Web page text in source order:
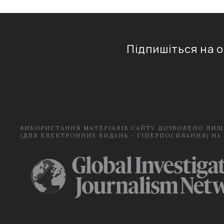
Підпишіться на
ВИКОРИСТАННЯ МАТЕРІАЛІВ САЙТУ ДОЗВОЛЕНО
(ДЛЯ ЕЛЕКТРОННИХ ВИДАНЬ - ГІПЕРПОСИЛАННЯ) НА